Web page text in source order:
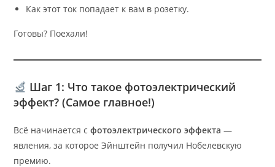
Как этот ток попадает к вам в розетку.
Готовы? Поехали!
Шаг 1: Что такое фотоэлектрический
эффект? (Самое главное!)
Всё начинается сфотоэлектрического эффекта —
явления, за которое Эйнштейн получил Нобелевскую
премию.